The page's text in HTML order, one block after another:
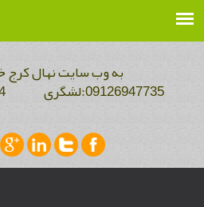
به وب سایت نهال